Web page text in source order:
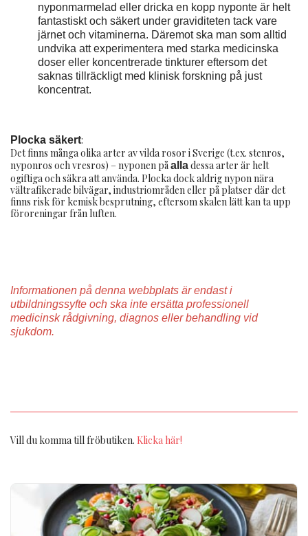
nyponmarmelad eller dricka en kopp nyponte är helt
fantastiskt och säkert under graviditeten tack vare
järnet och vitaminerna. Däremot ska man som alltid
undvika att experimentera med starka medicinska
doser eller koncentrerade tinkturer eftersom det
saknas tillräckligt med klinisk forskning på just
koncentrat.
Plocka säkert:
Det finns många olika arter av vilda rosor i Sverige (t.ex. stenros,
nyponros och vresros) – nyponen på alladessa arter är helt
ogiftiga och säkra att använda. Plocka dock aldrig nypon nära
vältrafikerade bilvägar, industriområden eller på platser där det
finns risk för kemisk besprutning, eftersom skalen lätt kan ta upp
föroreningar från luften.
Informationen på denna webbplats är endast i
utbildningssyfte och ska inte ersätta professionell
medicinsk rådgivning, diagnos eller behandling vid
sjukdom.
Vill du komma till fröbutiken. Klicka här!